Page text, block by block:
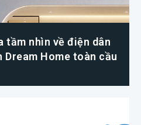
tầm nhìn về điện dân
Dream Home toàn cầu